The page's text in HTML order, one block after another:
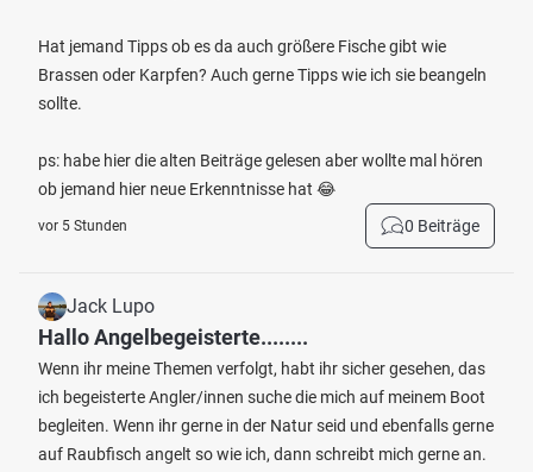
Hat jemand Tipps ob es da auch größere Fische gibt wie
Brassen oder Karpfen? Auch gerne Tipps wie ich sie beangeln
sollte.
ps: habe hier die alten Beiträge gelesen aber wollte mal hören
ob jemand hier neue Erkenntnisse hat 😂
vor 5 Stunden 0 Beiträge
Jack Lupo
Hallo Angelbegeisterte........
Wenn ihr meine Themen verfolgt, habt ihr sicher gesehen, das
ich begeisterte Angler/innen suche die mich auf meinem Boot
begleiten. Wenn ihr gerne in der Natur seid und ebenfalls gerne
auf Raubfisch angelt so wie ich, dann schreibt mich gerne an.